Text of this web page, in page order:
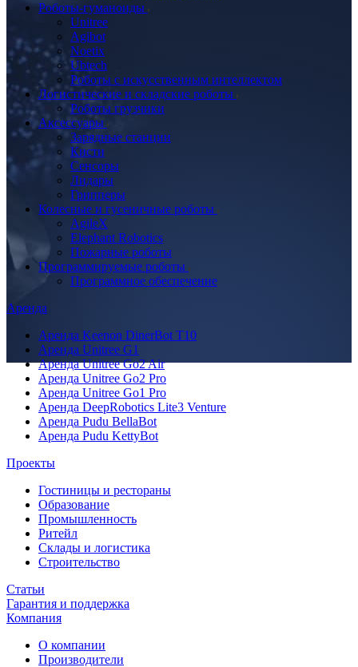
Роботы-гуманоиды
Unitree
Agibot
Noetix
Ubtech
Роботы с искусственным интеллектом
Логистические и складские роботы
Роботы грузчики
Аксессуары
Зарядные станции
Кисти
Сенсоры
Лидары
Грипперы
Колесные и гусеничные роботы
AgileX
Elephant Robotics
Пожарные роботы
Программируемые роботы
Программное обеспечение
Аренда
Аренда Keenon DinerBot T10
Аренда Unitree G1
Аренда Unitree Go2 Air
Аренда Unitree Go2 Pro
Аренда Unitree Go1 Pro
Аренда DeepRobotics Lite3 Venture
Аренда Pudu BellaBot
Аренда Pudu KettyBot
Проекты
Гостиницы и рестораны
Образование
Промышленность
Ритейл
Склады и логистика
Строительство
Статьи
Гарантия и поддержка
Компания
О компании
Производители